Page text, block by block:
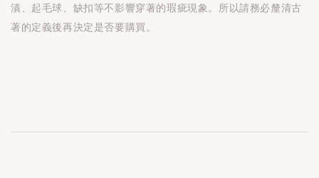
漬、起毛球、缺扣等不影響穿著的瑕疵現象。所以請務必釐清古
著的定義後再決定是否要購買。